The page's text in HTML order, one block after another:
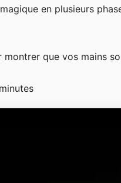
en plusieurs
montrer que vos mains